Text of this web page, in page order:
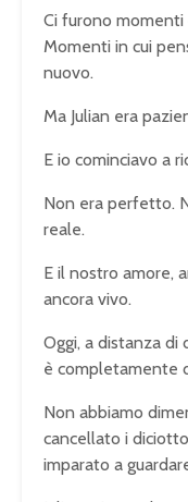
Ci furono momenti
Momenti in cui
nuovo.
Ma Julian era
E io cominciavo a
Non era perfetto.
reale.
E il nostro amore,
ancora vivo.
Oggi, a distanza di
è completamente
Non abbiamo
cancellato i
imparato a